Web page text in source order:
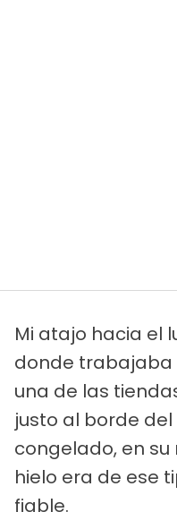
Mi atajo hacia el
donde trabajaba
una de las
justo al borde
congelado, en
hielo era de ese
fiable.